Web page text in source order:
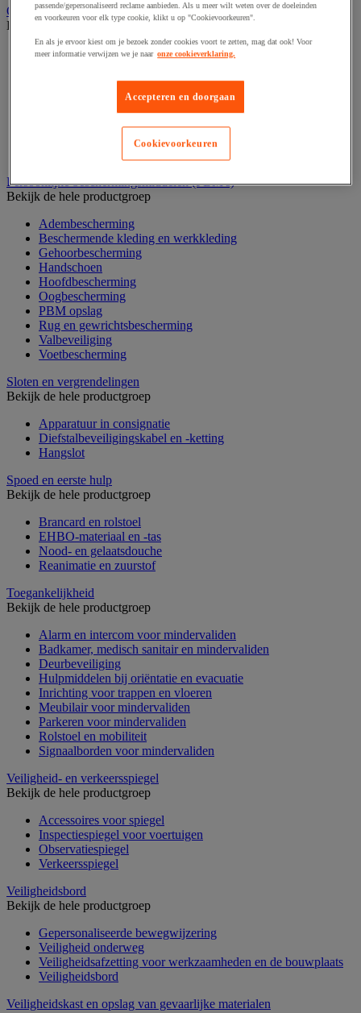
Opvangbak en opvangmaterieel
Bekijk de hele productgroep
Aftapsteun voor vaten
Gasflessenopslag
Laboratoriumlade
Mobiele opvangbak
Persoonlijke beschermingsmiddelen (PBM's)
Bekijk de hele productgroep
Adembescherming
Beschermende kleding en werkkleding
Gehoorbescherming
Handschoen
Hoofdbescherming
Oogbescherming
PBM opslag
Rug en gewrichtsbescherming
Valbeveiliging
Voetbescherming
Sloten en vergrendelingen
Bekijk de hele productgroep
Apparatuur in consignatie
Diefstalbeveiligingskabel en -ketting
Hangslot
Spoed en eerste hulp
Bekijk de hele productgroep
Brancard en rolstoel
EHBO-materiaal en -tas
Nood- en gelaatsdouche
Reanimatie en zuurstof
Toegankelijkheid
Bekijk de hele productgroep
Alarm en intercom voor mindervaliden
Badkamer, medisch sanitair en mindervaliden
Deurbeveiliging
Hulpmiddelen bij oriëntatie en evacuatie
Inrichting voor trappen en vloeren
Meubilair voor mindervaliden
Parkeren voor mindervaliden
Rolstoel en mobiliteit
Signaalborden voor mindervaliden
Veiligheid- en verkeersspiegel
Bekijk de hele productgroep
Accessoires voor spiegel
Inspectiespiegel voor voertuigen
Observatiespiegel
Verkeersspiegel
Veiligheidsbord
Bekijk de hele productgroep
Gepersonaliseerde bewegwijzering
Veiligheid onderweg
Veiligheidsafzetting voor werkzaamheden en de bouwplaats
Veiligheidsbord
Veiligheidskast en opslag van gevaarlijke materialen
passende/gepersonaliseerd reclame aanbieden. Als u meer wilt weten over de doeleinden
en voorkeuren voor elk type cookie, klikt u op "Cookievoorkeuren".
En als je ervoor kiest om je bezoek zonder cookies voort te zetten, mag dat ook! Voor
meer informatie verwijzen we je naar onze cookieverklaring.
Accepteren en doorgaan
Cookievoorkeuren